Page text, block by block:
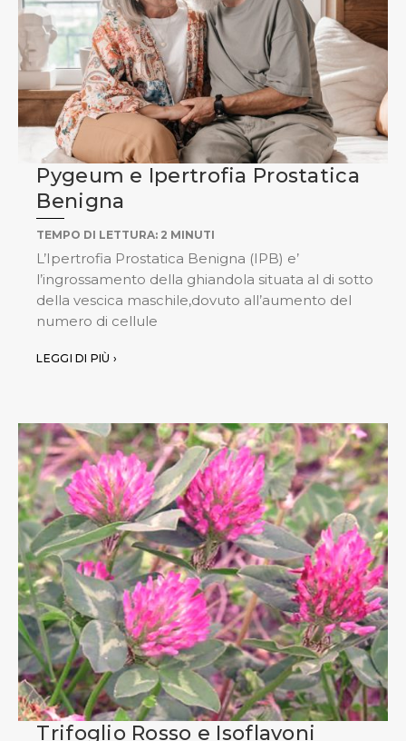
Pygeum e Ipertrofia Prostatica
Benigna
TEMPO DI LETTURA: 2 MINUTI
L’Ipertrofia Prostatica Benigna (IPB) e’
l’ingrossamento della ghiandola situata al di sotto
della vescica maschile,dovuto all’aumento del
numero di cellule
LEGGI DI PIÙ ›
Trifoglio Rosso e Isoflavoni